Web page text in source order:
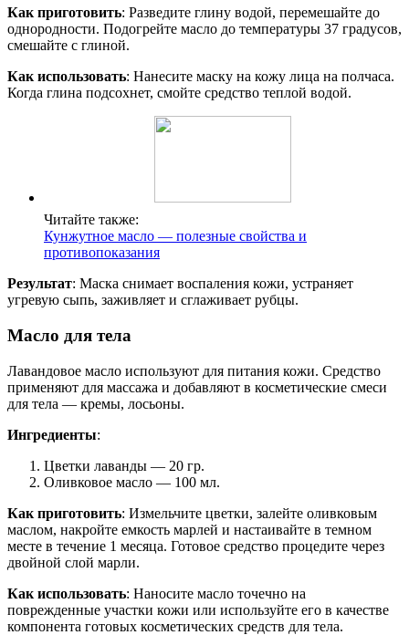
Как приготовить: Разведите глину водой, перемешайте до
однородности. Подогрейте масло до температуры 37 градусов,
смешайте с глиной.
Как использовать: Нанесите маску на кожу лица на полчаса.
Когда глина подсохнет, смойте средство теплой водой.
Читайте также:
Кунжутное масло — полезные свойства и
противопоказания
Результат: Маска снимает воспаления кожи, устраняет
угревую сыпь, заживляет и сглаживает рубцы.
Масло для тела
Лавандовое масло используют для питания кожи. Средство
применяют для массажа и добавляют в косметические смеси
для тела — кремы, лосьоны.
Ингредиенты:
Цветки лаванды — 20 гр.
Оливковое масло — 100 мл.
Как приготовить: Измельчите цветки, залейте оливковым
маслом, накройте емкость марлей и настаивайте в темном
месте в течение 1 месяца. Готовое средство процедите через
двойной слой марли.
Как использовать: Наносите масло точечно на
поврежденные участки кожи или используйте его в качестве
компонента готовых косметических средств для тела.